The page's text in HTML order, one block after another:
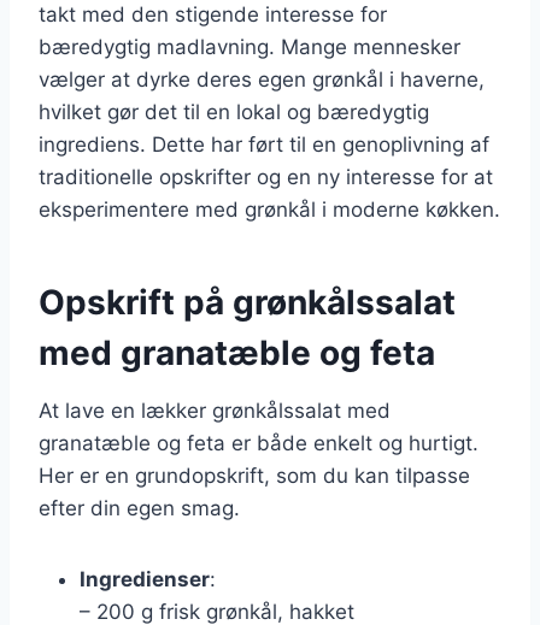
takt med den stigende interesse for
bæredygtig madlavning. Mange mennesker
vælger at dyrke deres egen grønkål i haverne,
hvilket gør det til en lokal og bæredygtig
ingrediens. Dette har ført til en genoplivning af
traditionelle opskrifter og en ny interesse for at
eksperimentere med grønkål i moderne køkken.
Opskrift på grønkålssalat
med granatæble og feta
At lave en lækker grønkålssalat med
granatæble og feta er både enkelt og hurtigt.
Her er en grundopskrift, som du kan tilpasse
efter din egen smag.
Ingredienser:
– 200 g frisk grønkål, hakket